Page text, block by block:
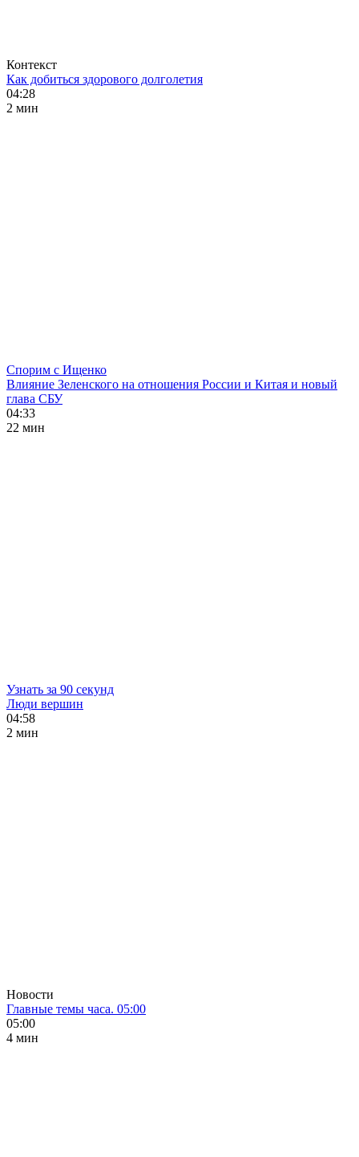
Контекст
Как добиться здорового долголетия
04:28
2 мин
Спорим с Ищенко
Влияние Зеленского на отношения России и Китая и новый
глава СБУ
04:33
22 мин
Узнать за 90 секунд
Люди вершин
04:58
2 мин
Новости
Главные темы часа. 05:00
05:00
4 мин